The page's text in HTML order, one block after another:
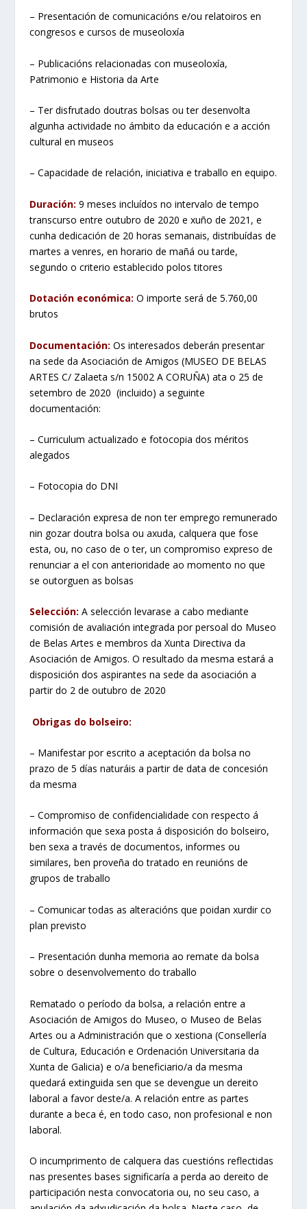
– Presentación de comunicacións e/ou relatoiros en
congresos e cursos de museoloxía
– Publicacións relacionadas con museoloxía,
Patrimonio e Historia da Arte
– Ter disfrutado doutras bolsas ou ter desenvolta
algunha actividade no ámbito da educación e a acción
cultural en museos
– Capacidade de relación, iniciativa e traballo en equipo.
Duración: 9 meses incluídos no intervalo de tempo
transcurso entre outubro de 2020 e xuño de 2021, e
cunha dedicación de 20 horas semanais, distribuídas de
martes a venres, en horario de mañá ou tarde,
segundo o criterio establecido polos titores
Dotación económica: O importe será de 5.760,00
brutos
Documentación: Os interesados deberán presentar
na sede da Asociación de Amigos (MUSEO DE BELAS
ARTES C/ Zalaeta s/n 15002 A CORUÑA) ata o 25 de
setembro de 2020 (incluido) a seguinte
documentación:
– Curriculum actualizado e fotocopia dos méritos
alegados
– Fotocopia do DNI
– Declaración expresa de non ter emprego remunerado
nin gozar doutra bolsa ou axuda, calquera que fose
esta, ou, no caso de o ter, un compromiso expreso de
renunciar a el con anterioridade ao momento no que
se outorguen as bolsas
Selección: A selección levarase a cabo mediante
comisión de avaliación integrada por persoal do Museo
de Belas Artes e membros da Xunta Directiva da
Asociación de Amigos. O resultado da mesma estará a
disposición dos aspirantes na sede da asociación a
partir do 2 de outubro de 2020
Obrigas do bolseiro:
– Manifestar por escrito a aceptación da bolsa no
prazo de 5 días naturáis a partir de data de concesión
da mesma
– Compromiso de confidencialidade con respecto á
información que sexa posta á disposición do bolseiro,
ben sexa a través de documentos, informes ou
similares, ben proveña do tratado en reunións de
grupos de traballo
– Comunicar todas as alteracións que poidan xurdir co
plan previsto
– Presentación dunha memoria ao remate da bolsa
sobre o desenvolvemento do traballo
Rematado o período da bolsa, a relación entre a
Asociación de Amigos do Museo, o Museo de Belas
Artes ou a Administración que o xestiona (Consellería
de Cultura, Educación e Ordenación Universitaria da
Xunta de Galicia) e o/a beneficiario/a da mesma
quedará extinguida sen que se devengue un dereito
laboral a favor deste/a. A relación entre as partes
durante a beca é, en todo caso, non profesional e non
laboral.
O incumprimento de calquera das cuestións reflectidas
nas presentes bases significaría a perda ao dereito de
participación nesta convocatoria ou, no seu caso, a